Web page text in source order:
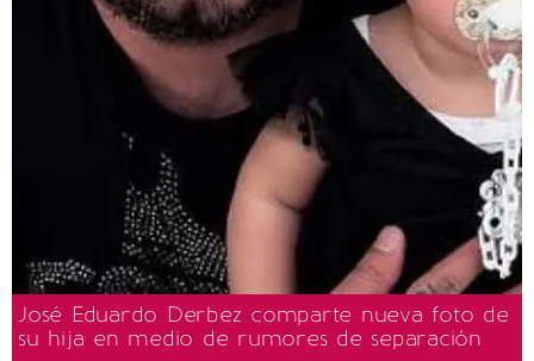
José Eduardo Derbez comparte nueva foto de
su hija en medio de rumores de separación